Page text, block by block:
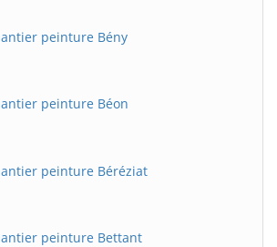
peinture Bény
peinture Béon
peinture Béréziat
peinture Bettant